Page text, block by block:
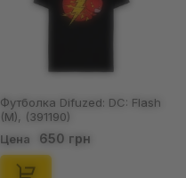
Футболка Difuzed: DC: Flash
(M), (391190)
Цена 650 грн